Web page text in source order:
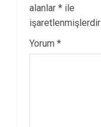
alanlar * ile
işaretlenmişlerdir
Yorum *